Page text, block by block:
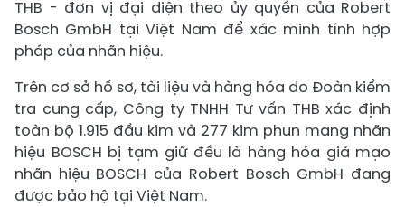
THB - đơn vị đại diện theo ủy quyền của Robert
Bosch GmbH tại Việt Nam để xác minh tính hợp
pháp của nhãn hiệu.
Trên cơ sở hồ sơ, tài liệu và hàng hóa do Đoàn kiểm
tra cung cấp, Công ty TNHH Tư vấn THB xác định
toàn bộ 1.915 đầu kim và 277 kim phun mang nhãn
hiệu BOSCH bị tạm giữ đều là hàng hóa giả mạo
nhãn hiệu BOSCH của Robert Bosch GmbH đang
được bảo hộ tại Việt Nam.